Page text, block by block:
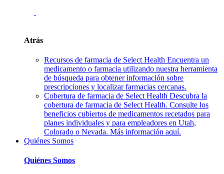
Atrás
Recursos de farmacia de Select Health Encuentra un
medicamento o farmacia utilizando nuestra herramienta
de búsqueda para obtener información sobre
prescripciones y localizar farmacias cercanas.
Cobertura de farmacia de Select Health Descubra la
cobertura de farmacia de Select Health. Consulte los
beneficios cubiertos de medicamentos recetados para
planes individuales y para empleadores en Utah,
Colorado o Nevada. Más información aquí.
Quiénes Somos
Quiénes Somos